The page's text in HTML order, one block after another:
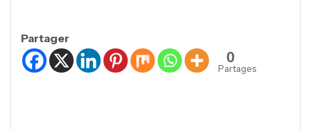
Partager
0
Partages